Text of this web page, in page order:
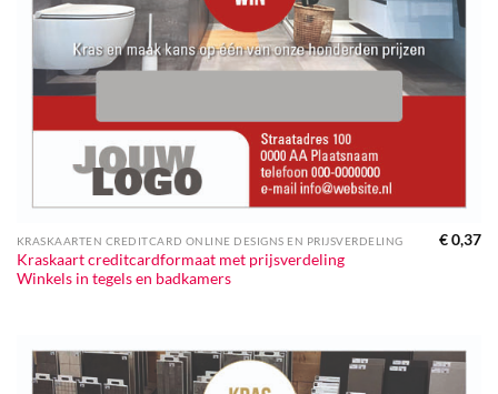
KRASKAARTEN CREDITCARD ONLINE DESIGNS EN PRIJSVERDELING
Kraskaart creditcardformaat met prijsverdeling
Winkels in tegels en badkamers
€0,37